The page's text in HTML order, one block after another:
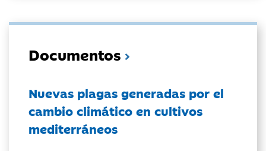
Documentos
Nuevas plagas generadas por el
cambio climático en cultivos
mediterráneos